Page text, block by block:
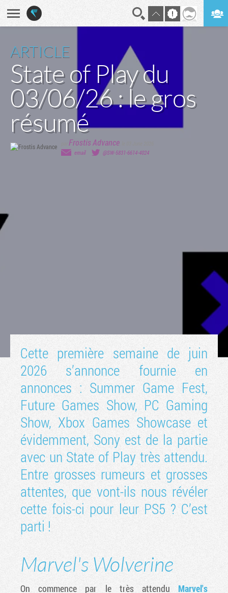
ARTICLE
State of Play du
03/06/26 : le gros
résumé
Frostis Advance
email
@SW-5831-6614-4024
Cette première semaine de juin
2026 s’annonce fournie en
annonces : Summer Game Fest,
Future Games Show, PC Gaming
Show, Xbox Games Showcase et
évidemment, Sony est de la partie
avec un State of Play très attendu.
Entre grosses rumeurs et grosses
attentes, que vont-ils nous révéler
cette fois-ci pour leur PS5 ? C’est
parti !
Marvel's Wolverine
On commence par le très attendu Marvel's
Tribune